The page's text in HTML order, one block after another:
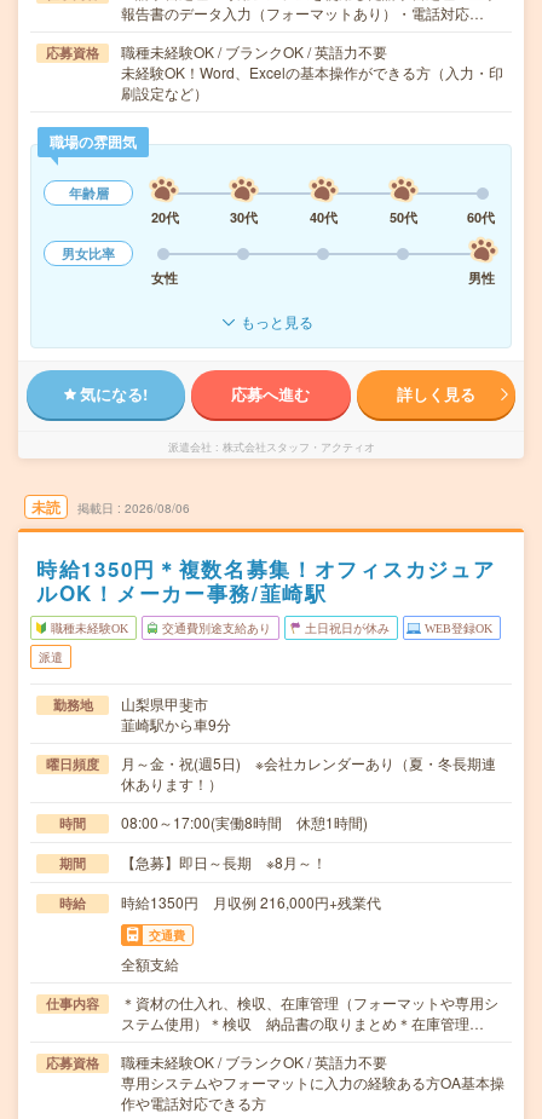
報告書のデータ入力（フォーマットあり）・電話対応…
応募資格
職種未経験OK / ブランクOK / 英語力不要
未経験OK！Word、Excelの基本操作ができる方（入力・印
刷設定など）
職場の雰囲気
年齢層
20代
30代 40代 50代
60代
男女比率
女性
男性
もっと見る
気になる! 応募へ進む 詳しく見る
派遣会社 株式会社スタッフ・アクティオ
未読 掲載日 2026/08/06
時給1350円＊複数名募集！オフィスカジュア
ルOK！メーカー事務/韮崎駅
職種未経験OK 交通費別途支給あり 土日祝日が休み WEB登録OK
派遣
勤務地
山梨県甲斐市
韮崎駅から車9分
曜日頻度
月～金・祝(週5日) ※会社カレンダーあり（夏・冬長期連
休あります！）
時間 08:00～17:00(実働8時間 休憩1時間)
期間 【急募】即日～長期 ※8月～！
時給 時給1350円 月収例 216,000円+残業代
交通費
全額支給
仕事内容
＊資材の仕入れ、検収、在庫管理（フォーマットや専用シ
ステム使用）＊検収 納品書の取りまとめ＊在庫管理…
応募資格
職種未経験OK / ブランクOK / 英語力不要
専用システムやフォーマットに入力の経験ある方OA基本操
作や電話対応できる方